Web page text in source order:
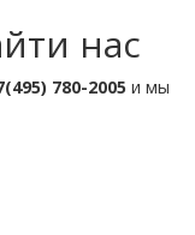
нас
780-2005 и мы